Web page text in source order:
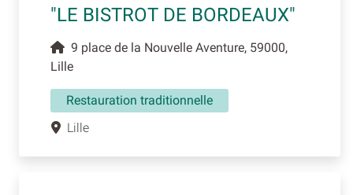
"LE BISTROT DE BORDEAUX"
9 place de la Nouvelle Aventure, 59000,
Lille
Restauration traditionnelle
Lille